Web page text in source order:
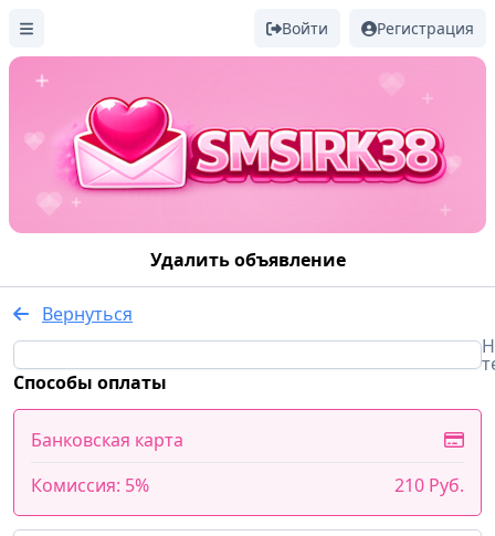
Войти Регистрация
Удалить объявление
Вернуться
Способы оплаты
Банковская карта
Комиссия: 5%
210 Руб.